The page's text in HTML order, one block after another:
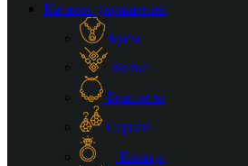
Каталог украшений
Бусы
Колье
Браслеты
Серьги
Кольца